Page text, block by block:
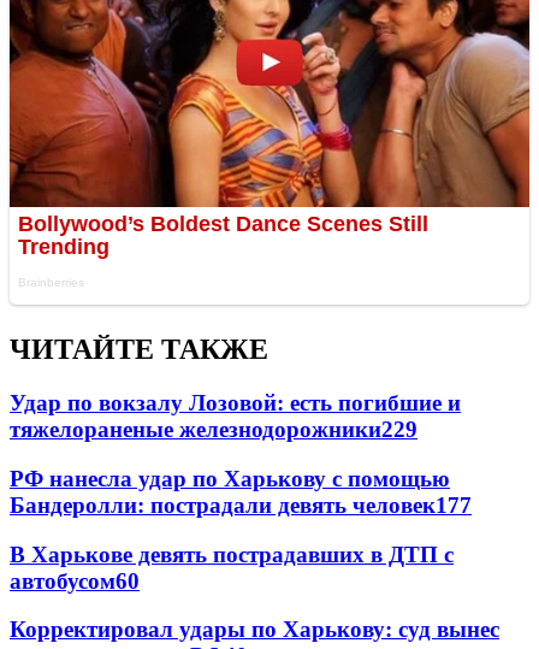
ЧИТАЙТЕ ТАКЖЕ
Удар по вокзалу Лозовой: есть погибшие и
тяжелораненые железнодорожники229
РФ нанесла удар по Харькову с помощью
Бандеролли: пострадали девять человек177
В Харькове девять пострадавших в ДТП с
автобусом60
Корректировал удары по Харькову: суд вынес